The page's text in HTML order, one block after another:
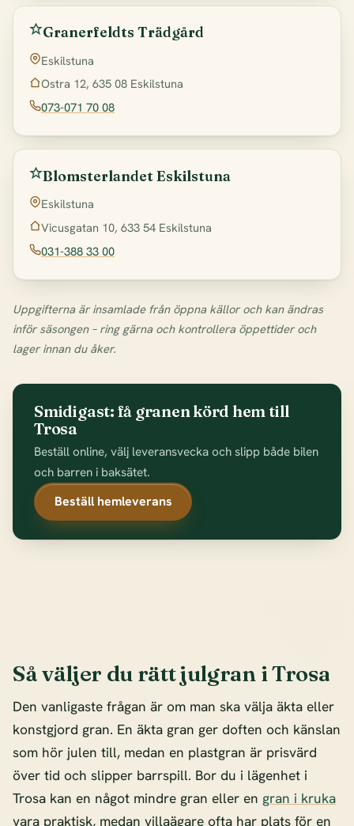
Granerfeldts Trädgård
Eskilstuna
Ostra 12, 635 08 Eskilstuna
073-071 70 08
Blomsterlandet Eskilstuna
Eskilstuna
Vicusgatan 10, 633 54 Eskilstuna
031-388 33 00
Uppgifterna är insamlade från öppna källor och kan ändras
inför säsongen – ring gärna och kontrollera öppettider och
lager innan du åker.
Smidigast: få granen körd hem till
Trosa
Beställ online, välj leveransvecka och slipp både bilen
och barren i baksätet.
Beställ hemleverans
Så väljer du rätt julgran i Trosa
Den vanligaste frågan är om man ska välja äkta eller
konstgjord gran. En äkta gran ger doften och känslan
som hör julen till, medan en plastgran är prisvärd
över tid och slipper barrspill. Bor du i lägenhet i
Trosa kan en något mindre gran eller en gran i kruka
vara praktisk, medan villaägare ofta har plats för en